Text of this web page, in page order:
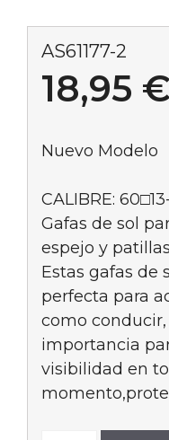
AS61177-2
18,95 €
Nuevo Modelo
CALIBRE:
Gafas de sol
espejo y
Estas gafas de
perfecta para
como
importancia
visibilidad en